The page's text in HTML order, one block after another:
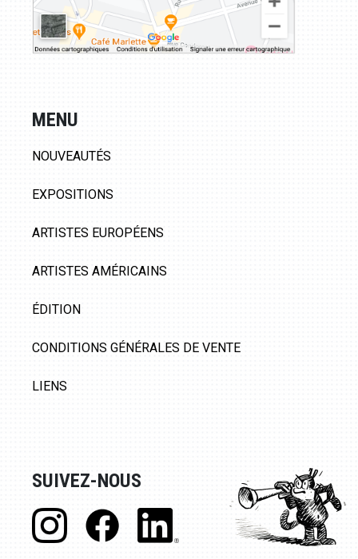
MENU
NOUVEAUTÉS
EXPOSITIONS
ARTISTES EUROPÉENS
ARTISTES AMÉRICAINS
ÉDITION
CONDITIONS GÉNÉRALES DE VENTE
LIENS
SUIVEZ-NOUS